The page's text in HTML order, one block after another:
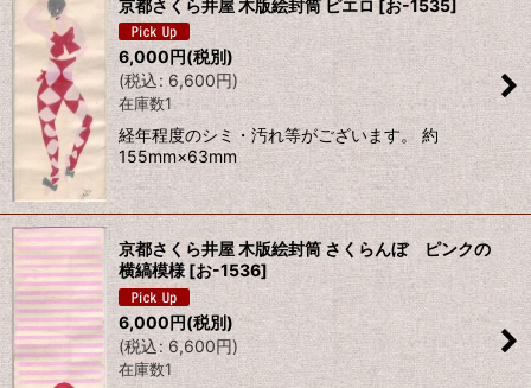
京都さくら井屋 木版絵封筒 ピエロ[お-1535]
6,000円(税別)
(税込: 6,600円)
在庫数1
経年程度のシミ・汚れ等がございます。 約
155mm×63mm
京都さくら井屋 木版絵封筒 さくらんぼ ピンクの
横縞模様 [お-1536]
6,000円(税別)
(税込: 6,600円)
在庫数1